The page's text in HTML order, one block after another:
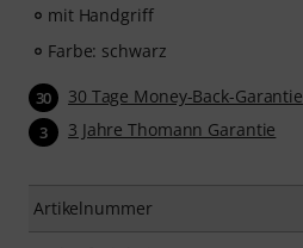
mit Handgriff
Farbe: schwarz
30 30 Tage Money-Back-Garantie
3 3 Jahre Thomann Garantie
Artikelnummer